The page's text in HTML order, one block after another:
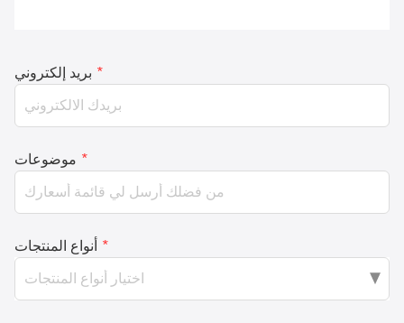
بريد إلكتروني *
موضوعات *
أنواع المنتجات *